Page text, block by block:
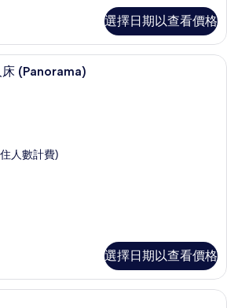
選擇日期以查看價格
高級寢具、客房內保險箱、筆電工作
床 (Panorama)
人數計費)
選擇日期以查看價格
套房, 1 間臥室 (Park) | 起居區 | 47-吋